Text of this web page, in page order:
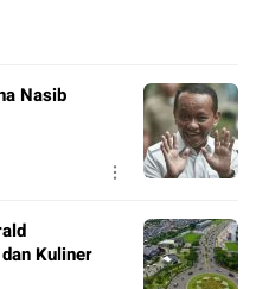
Nasib
Kuliner